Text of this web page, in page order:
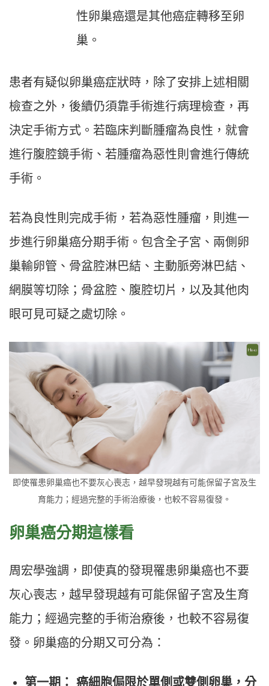
性卵巢癌還是其他癌症轉移至卵
巢。
患者有疑似卵巢癌症狀時，除了安排上述相關
檢查之外，後續仍須靠手術進行病理檢查，再
決定手術方式。若臨床判斷腫瘤為良性，就會
進行腹腔鏡手術、若腫瘤為惡性則會進行傳統
手術。
若為良性則完成手術，若為惡性腫瘤，則進一
步進行卵巢癌分期手術。包含全子宮、兩側卵
巢輸卵管、骨盆腔淋巴結、主動脈旁淋巴結、
網膜等切除；骨盆腔、腹腔切片，以及其他肉
眼可見可疑之處切除。
即使罹患卵巢癌也不要灰心喪志，越早發現越有可能保留子宮及生
育能力；經過完整的手術治療後，也較不容易復發。
卵巢癌分期這樣看
周宏學強調，即使真的發現罹患卵巢癌也不要
灰心喪志，越早發現越有可能保留子宮及生育
能力；經過完整的手術治療後，也較不容易復
發。卵巢癌的分期又可分為：
第一期： 癌細胞侷限於單側或雙側卵巢，分